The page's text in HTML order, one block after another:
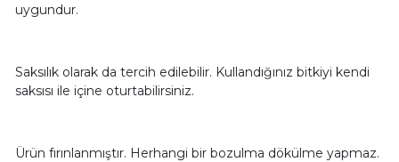
uygundur.
Saksılık olarak da tercih edilebilir. Kullandığınız bitkiyi kendi
saksısı ile içine oturtabilirsiniz.
Ürün fırınlanmıştır. Herhangi bir bozulma dökülme yapmaz.